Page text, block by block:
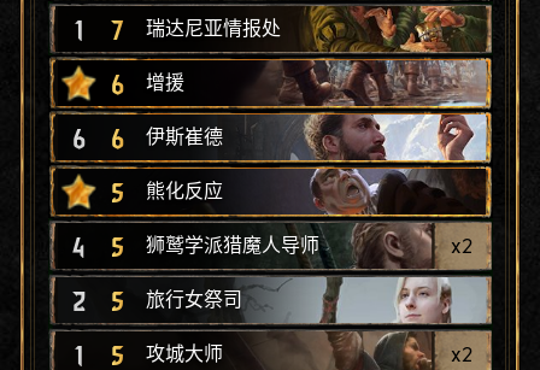
1 7 瑞达尼亚情报处
6 增援
6 6 伊斯崔德
5 熊化反应
4 5 狮鹫学派猎魔人导师 x2
2 5 旅行女祭司
1 5 攻城大师 x2